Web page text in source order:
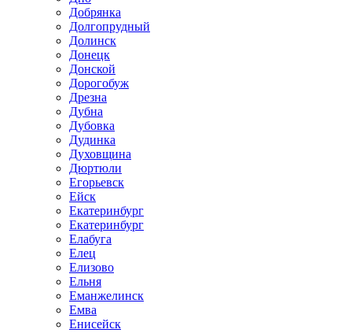
Добрянка
Долгопрудный
Долинск
Донецк
Донской
Дорогобуж
Дрезна
Дубна
Дубовка
Дудинка
Духовщина
Дюртюли
Егорьевск
Ейск
Екатеринбург
Екатеринбург
Елабуга
Елец
Елизово
Ельня
Еманжелинск
Емва
Енисейск